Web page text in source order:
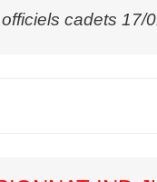
officiels cadets 17/